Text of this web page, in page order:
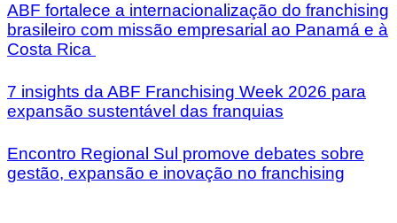
ABF fortalece a internacionalização do franchising
brasileiro com missão empresarial ao Panamá e à
Costa Rica
7 insights da ABF Franchising Week 2026 para
expansão sustentável das franquias
Encontro Regional Sul promove debates sobre
gestão, expansão e inovação no franchising